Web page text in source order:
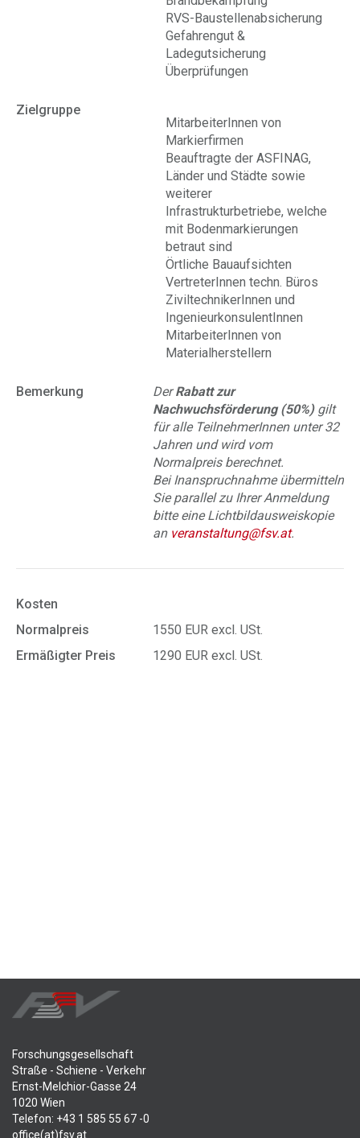
RVS-Baustellenabsicherung
Gefahrengut &
Ladegutsicherung
Überprüfungen
Zielgruppe
MitarbeiterInnen von
Markierfirmen
Beauftragte der ASFINAG,
Länder und Städte sowie
weiterer
Infrastrukturbetriebe, welche
mit Bodenmarkierungen
betraut sind
Örtliche Bauaufsichten
VertreterInnen techn. Büros
ZiviltechnikerInnen und
IngenieurkonsulentInnen
MitarbeiterInnen von
Materialherstellern
Bemerkung DerRabatt zur
Nachwuchsförderung (50%)gilt
für alle TeilnehmerInnen unter 32
Jahren und wird vom
Normalpreis berechnet.
Bei Inanspruchnahme übermitteln
Sie parallel zu Ihrer Anmeldung
bitte eine Lichtbildausweiskopie
an veranstaltung@fsv.at.
Kosten
Normalpreis
1550 EUR excl. USt.
Ermäßigter Preis
1290 EUR excl. USt.
Forschungsgesellschaft
Straße - Schiene - Verkehr
Ernst-Melchior-Gasse 24
1020 Wien
Telefon: +43 1 585 55 67 -0
office(at)fsv.at